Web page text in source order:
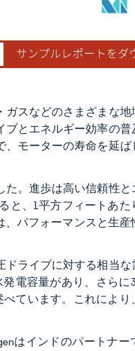
スなどのさまざまな地
とエネルギー効率の普
モーターの寿命を延ば
。進歩は高い信頼性と
と、1平方フィートあた
、パフォーマンスと生
ライブに対する相当な
電容量があり、さらに
べています。これにより
はインドのパートナー